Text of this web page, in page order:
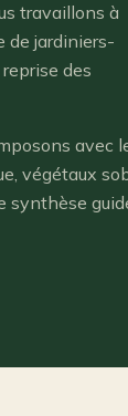
travaillons à
de jardiniers-
des
avec
végétaux
synthèse